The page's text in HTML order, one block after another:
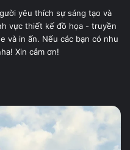
yêu thích sự sáng tạo và
vực thiết kế đồ họa - truyền
và in ấn. Nếu các bạn có nhu
Xin cảm ơn!